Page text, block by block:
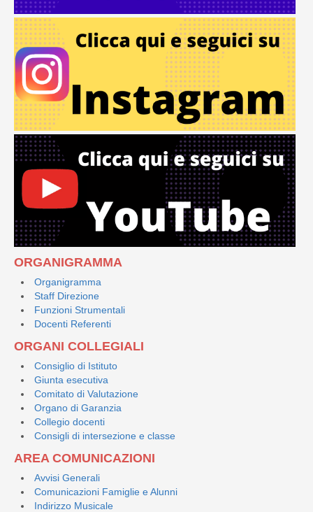
ORGANIGRAMMA
Organigramma
Staff Direzione
Funzioni Strumentali
Docenti Referenti
ORGANI COLLEGIALI
Consiglio di Istituto
Giunta esecutiva
Comitato di Valutazione
Organo di Garanzia
Collegio docenti
Consigli di intersezione e classe
AREA COMUNICAZIONI
Avvisi Generali
Comunicazioni Famiglie e Alunni
Indirizzo Musicale